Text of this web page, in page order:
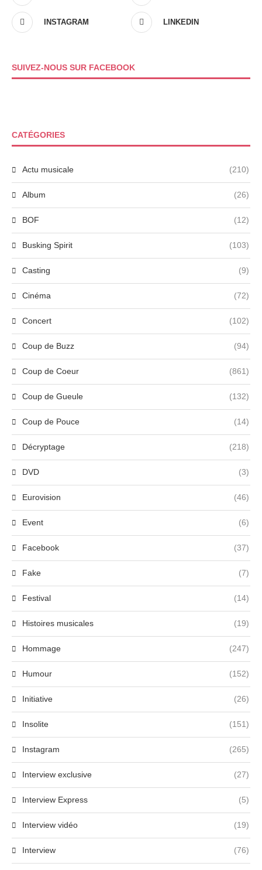
INSTAGRAM LINKEDIN
SUIVEZ-NOUS SUR FACEBOOK
CATÉGORIES
Actu musicale (210)
Album (26)
BOF (12)
Busking Spirit (103)
Casting (9)
Cinéma (72)
Concert (102)
Coup de Buzz (94)
Coup de Coeur (861)
Coup de Gueule (132)
Coup de Pouce (14)
Décryptage (218)
DVD (3)
Eurovision (46)
Event (6)
Facebook (37)
Fake (7)
Festival (14)
Histoires musicales (19)
Hommage (247)
Humour (152)
Initiative (26)
Insolite (151)
Instagram (265)
Interview exclusive (27)
Interview Express (5)
Interview vidéo (19)
Interview (76)